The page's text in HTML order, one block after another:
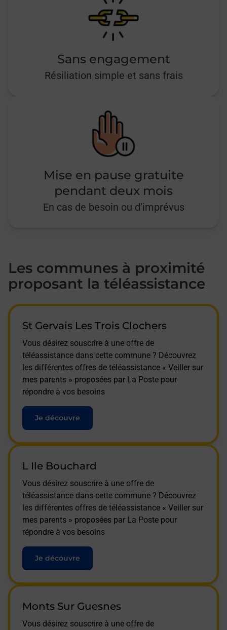
Sans engagement
Résiliation simple et sans frais
Mise en pause gratuite
pendant deux mois
En cas de besoin ou d’imprévus
Les communes à proximité
proposant la téléassistance
St Gervais Les Trois Clochers
Vous désirez souscrire à une offre de
téléassistance dans cette commune ? Découvrez
les différentes offres de téléassistance « Veiller sur
mes parents » proposées par La Poste pour
répondre à vos besoins
Je découvre
L Ile Bouchard
Vous désirez souscrire à une offre de
téléassistance dans cette commune ? Découvrez
les différentes offres de téléassistance « Veiller sur
mes parents » proposées par La Poste pour
répondre à vos besoins
Je découvre
Monts Sur Guesnes
Vous désirez souscrire à une offre de